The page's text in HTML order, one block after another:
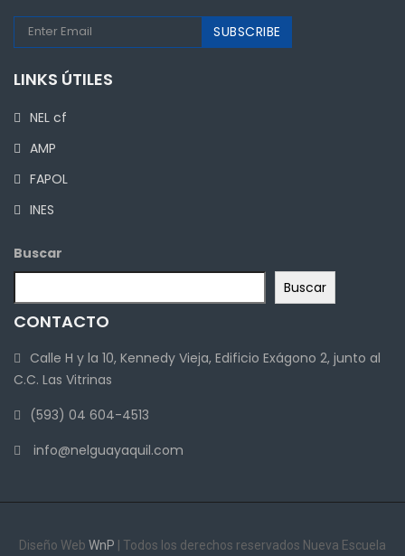
LINKS ÚTILES
NEL cf
AMP
FAPOL
INES
Buscar
Buscar
CONTACTO
Calle H y la 10, Kennedy Vieja, Edificio Exágono 2, junto al
C.C. Las Vitrinas
(593) 04 604-4513
info@nelguayaquil.com
Diseño Web WnP | Todos los derechos reservados Nueva Escuela